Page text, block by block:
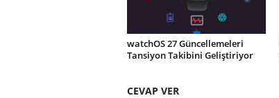
watchOS 27 Güncellemeleri
Tansiyon Takibini Geliştiriyor
CEVAP VER